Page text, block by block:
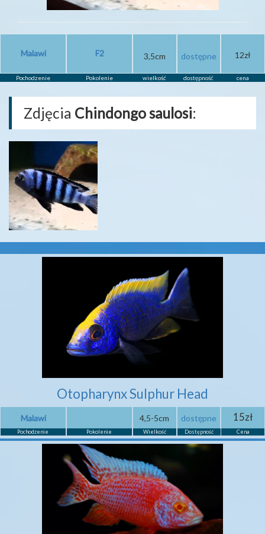
Malawi F2 3,5cm dostępne 12zł
Pochodzenie Pokolenie wielkość dostępność cena
Zdjęcia Chindongo saulosi:
Otopharynx Sulphur Head
Malawi
Pochodzenie Pokolenie
4,5-5cm
Wielkość
dostępne
Dostępność
15zł
Cena